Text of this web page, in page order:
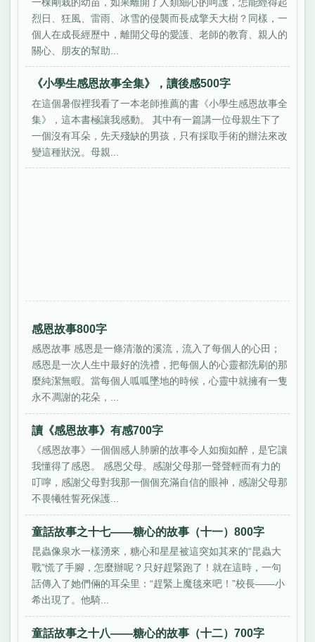
烈日、狂風、雷雨、冰雪的侵襲而長成擎天大樹？同樣，一
個人在成長經歷中，離開父母的愛護、老師的教育、親人的
關心、朋友的幫助...
《小學生感恩故事全集》，讀後感500字
在這個暑假裡我看了一本老師推薦的書《小學生感恩故事全
集》，這本書極讓我感動。 其中有一篇講一位母親生下了
一個沒有耳朵，先天殘缺的男孩，只有採取手術的辦法來改
變這種狀況。母親...
感恩故事800字
感恩故事 感恩是一條清澈的溪流，流入了每個人的心田；
感恩是一次人生中最好的洗禮，把每個人的心靈都洗刷的那
麼純潔無暇。當每個人呱呱墜地的時候，心靈中就擁有一隻
永不凋謝的花朵，...
讀《感恩故事》有感700字
《感恩故事》一個個感人肺腑的故事令人如痴如醉，是它讓
我懂得了感恩。 感恩父母。感謝父母那一聲聲輕而有力的
叮嚀，感謝父母對我那一個個充滿自信的眼神，感謝父母那
不畏犧牲誓死保護...
童話故事之十七——糖心的故事（十一）800字
昆蟲像泉水一樣湧來，糖心和星星被這突如其來的“昆蟲大
戰”慌了手腳，怎麼辦呢？只好趕緊跑了！就在這時，一句
話傳入了她們倆的耳朵里：“趕緊上魔毯來吧！”校長——小
希出現了。他騎...
童話故事之十八——糖心的故事（十二）700字